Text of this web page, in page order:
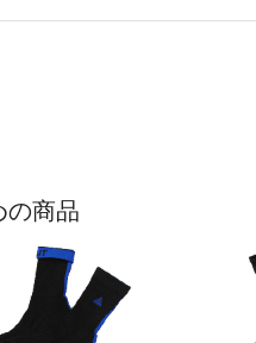
の商品